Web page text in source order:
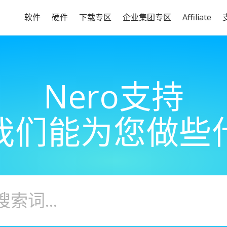
软件 硬件 下载专区 企业集团专区 Affiliate
Nero支持
们能为您做些